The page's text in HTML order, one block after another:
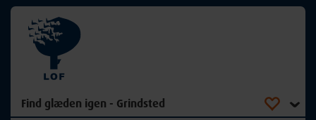
Find glæden igen - Grindsted